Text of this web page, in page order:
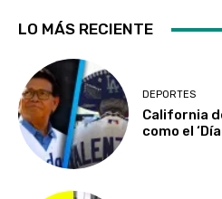
LO MÁS RECIENTE
DEPORTES
California
como el